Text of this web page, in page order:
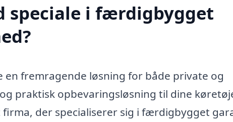
speciale i færdigbygget
fremragende løsning for både private og
praktisk opbevaringsløsning til dine
der specialiserer sig i færdigbygget